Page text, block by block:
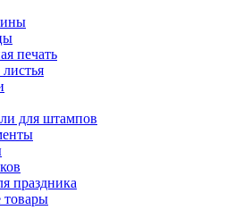
печать
для штампов
праздника
товары